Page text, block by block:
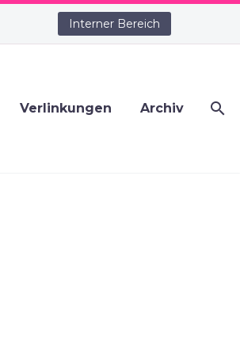
Interner Bereich
Verlinkungen Archiv